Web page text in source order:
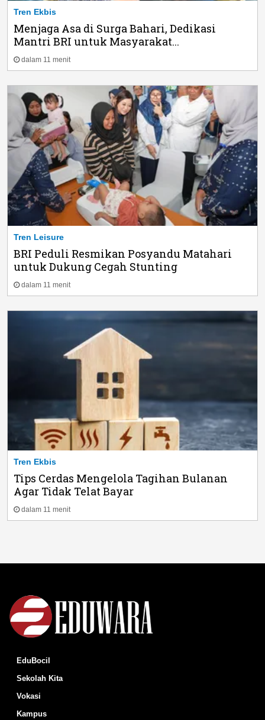
Tren Ekbis
Menjaga Asa di Surga Bahari, Dedikasi
Mantri BRI untuk Masyarakat...
dalam 11 menit
Tren Leisure
BRI Peduli Resmikan Posyandu Matahari
untuk Dukung Cegah Stunting
dalam 11 menit
Tren Ekbis
Tips Cerdas Mengelola Tagihan Bulanan
Agar Tidak Telat Bayar
dalam 11 menit
EduBocil
Sekolah Kita
Vokasi
Kampus